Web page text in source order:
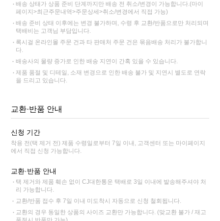
배송 상태가 상품 준비 단계까지만 배송 전 취소/변경이 가능합니다.(마이
페이지>최근주문내역>주문상세>취소/변경에서 직접 가능)
배송 준비 상태 이후에는 변경 불가하며, 수령 후 교환/반품으로만 처리되며
택배비는 고객님 부담입니다.
록시걸 온라인몰 주문 건과 타 판매처 주문 건은 묶음배송 처리가 불가합니
다.
배송사의 물량 증가로 인한 배송 지연이 간혹 있을 수 있습니다.
제품 품절 및 디테일, 소재 변경으로 인한 배송 불가 및 지연시 별도로 연락
을 드리고 있습니다.
교환·반품 안내
신청 기간
착용 전(택 제거 전) 제품 수령일로부터 7일 이내, 고객센터 또는 마이페이지
에서 직접 신청 가능합니다.
교환·반품 안내
택 제거와 제품 훼손 없이 CJ대한통운 택배로 3일 이내에 발송해주셔야 처
리 가능합니다.
교환/반품 접수 후 7일 이내 미도착시 자동으로 신청 철회됩니다.
교환의 경우 동일한 상품의 사이즈 교환만 가능합니다. (맞교환 불가 / 재고